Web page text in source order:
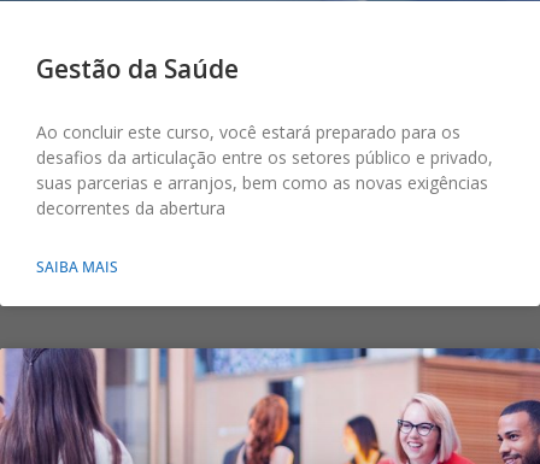
Gestão da Saúde
Ao concluir este curso, você estará preparado para os
desafios da articulação entre os setores público e privado,
suas parcerias e arranjos, bem como as novas exigências
decorrentes da abertura
SAIBA MAIS